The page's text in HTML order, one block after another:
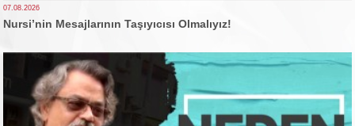
07.08.2026
Nursi’nin Mesajlarının Taşıyıcısı Olmalıyız!